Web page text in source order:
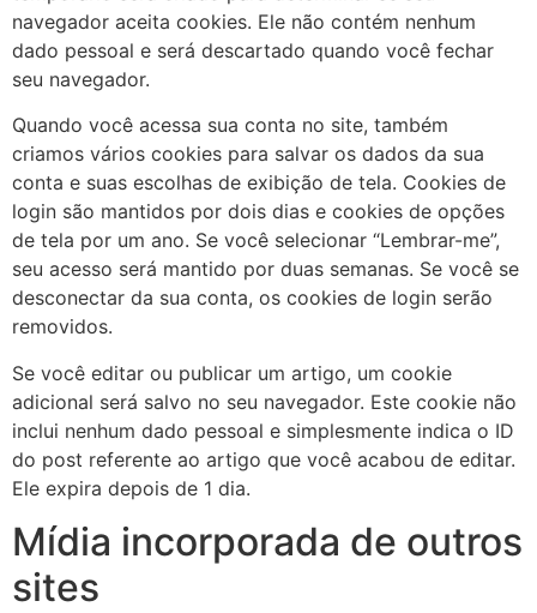
navegador aceita cookies. Ele não contém nenhum
dado pessoal e será descartado quando você fechar
seu navegador.
Quando você acessa sua conta no site, também
criamos vários cookies para salvar os dados da sua
conta e suas escolhas de exibição de tela. Cookies de
login são mantidos por dois dias e cookies de opções
de tela por um ano. Se você selecionar “Lembrar-me”,
seu acesso será mantido por duas semanas. Se você se
desconectar da sua conta, os cookies de login serão
removidos.
Se você editar ou publicar um artigo, um cookie
adicional será salvo no seu navegador. Este cookie não
inclui nenhum dado pessoal e simplesmente indica o ID
do post referente ao artigo que você acabou de editar.
Ele expira depois de 1 dia.
Mídia incorporada de outros
sites